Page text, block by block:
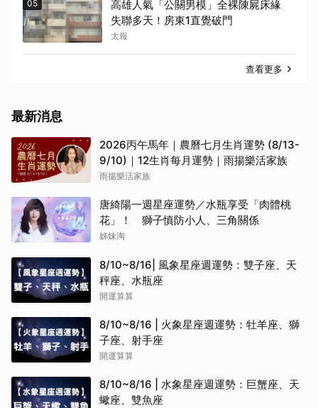
05
高雄人氣「公關男模」全裸陳屍床緣
失聯多天！房東1直覺破門
太報
查看更多
最新消息
2026丙午馬年｜農曆七月生肖運勢 (8/13-
9/10)｜12生肖每月運勢｜雨揚樂活家族
雨揚樂活家族
唐綺陽一週星座運勢／水瓶享受「肉體桃
花」！ 獅子慎防小人、三角關係
姊妹淘
8/10~8/16| 風象星座週運勢：雙子座、天
秤座、水瓶座
開運算算
8/10~8/16 | 火象星座週運勢：牡羊座、獅
子座、射手座
開運算算
8/10~8/16 | 水象星座週運勢：巨蟹座、天
蠍座、雙魚座